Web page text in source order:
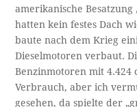
amerikanische
hatten kein festes Dach
baute nach dem Krieg
Dieselmotoren verbaut.
Benzinmotoren mit
Verbrauch, aber ich
gesehen, da spielte der